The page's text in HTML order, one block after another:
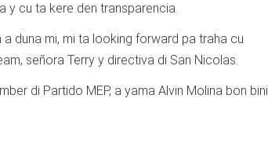
y cu ta kere den transparencia.
duna mi, mi ta looking forward pa traha cu
señora Terry y directiva di San Nicolas.
di Partido MEP, a yama Alvin Molina bon bini